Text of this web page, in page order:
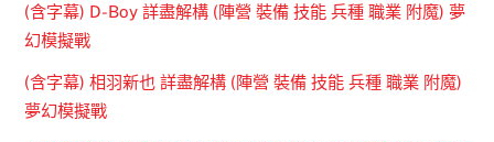
(含字幕) D-Boy 詳盡解構 (陣營 裝備 技能 兵種 職業 附魔) 夢
幻模擬戰
(含字幕) 相羽新也 詳盡解構 (陣營 裝備 技能 兵種 職業 附魔)
夢幻模擬戰